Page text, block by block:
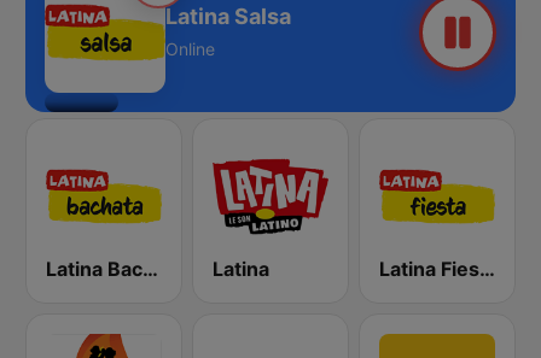
Latina Salsa
Online
Latina Bachata Latina Latina Fiesta